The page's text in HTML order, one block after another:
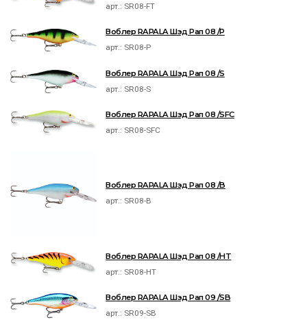
арт.: SR08-FT
Воблер RAPALA Шэд Рап 08 /P
арт.: SR08-P
Воблер RAPALA Шэд Рап 08 /S
арт.: SR08-S
Воблер RAPALA Шэд Рап 08 /SFC
арт.: SR08-SFC
Воблер RAPALA Шэд Рап 08 /B
арт.: SR08-B
Воблер RAPALA Шэд Рап 08 /HT
арт.: SR08-HT
Воблер RAPALA Шэд Рап 09 /SB
арт.: SR09-SB